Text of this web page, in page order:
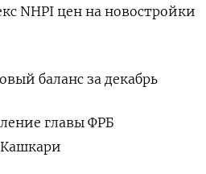
NHPI цен на новостройки
баланс за декабрь
главы ФРБ